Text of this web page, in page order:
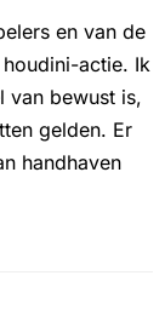
en van de
actie. Ik
van bewust is,
gelden. Er
handhaven